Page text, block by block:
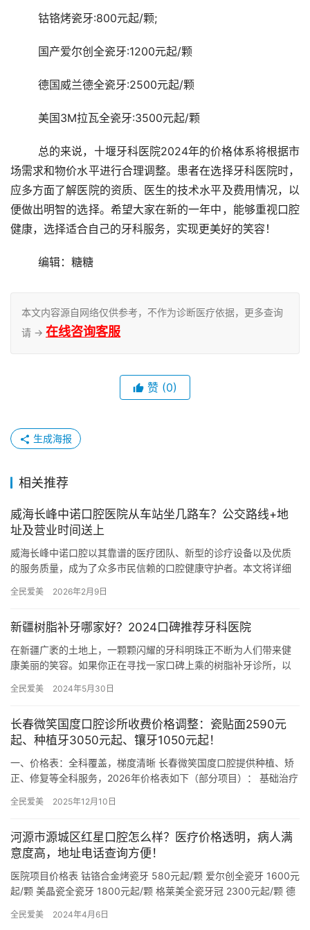
	钴铬烤瓷牙:800元起/颗;
	国产爱尔创全瓷牙:1200元起/颗
	德国威兰德全瓷牙:2500元起/颗
	美国3M拉瓦全瓷牙:3500元起/颗
场需求和物价水平进行合理调整。患者在选择牙科医院时，
应多方面了解医院的资质、医生的技术水平及费用情况，以
便做出明智的选择。希望大家在新的一年中，能够重视口腔
健康，选择适合自己的牙科服务，实现更美好的笑容！
	编辑：糖糖
本文内容源自网络仅供参考，不作为诊断医疗依据，更多查询
请 → 在线咨询客服
赞 (0)
生成海报
相关推荐
威海长峰中诺口腔医院从车站坐几路车？公交路线+地
址及营业时间送上
威海长峰中诺口腔以其靠谱的医疗团队、新型的诊疗设备以及优质
的服务质量，成为了众多市民信赖的口腔健康守护者。本文将详细
地址及…
全民爱美 2026年2月9日
新疆树脂补牙哪家好？2024口碑推荐牙科医院
在新疆广袤的土地上，一颗颗闪耀的牙科明珠正不断为人们带来健
康美丽的笑容。如果你正在寻找一家口碑上乘的树脂补牙诊所，以
疆凯…
全民爱美 2024年5月30日
长春微笑国度口腔诊所收费价格调整：瓷贴面2590元
起、种植牙3050元起、镶牙1050元起！
一、价格表：全科覆盖，梯度清晰 长春微笑国度口腔提供种植、矫
正、修复等全科服务，2026年价格表如下（部分项目）： 基础治疗
全民爱美 2025年12月10日
河源市源城区红星口腔怎么样？医疗价格透明，病人满
意度高，地址电话查询方便！
医院项目价格表 钴铬合金烤瓷牙 580元起/颗 爱尔创全瓷牙 1600元
起/颗 美晶瓷全瓷牙 1800元起/颗 格莱美全瓷牙冠 2300元起/颗 德
全民爱美 2024年4月6日